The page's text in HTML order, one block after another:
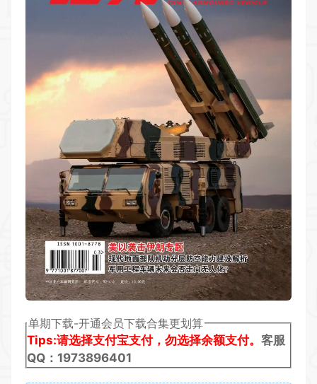
单期下载-开通会员下载合集更划算
Tips:请选择支付宝支付，勿选择余额支付。 客服
QQ：1973896401